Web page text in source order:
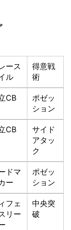
ース
ル
得意戦
術
CB
ポゼッ
ション
CB
サイド
アタッ
ク
ドマ
ー
ポゼッ
ション
フェ
リー
中央突
破